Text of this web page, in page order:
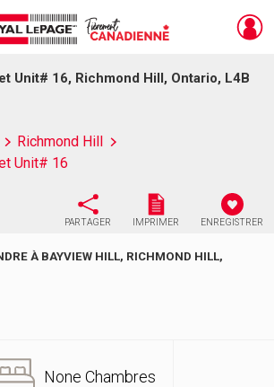
Unit# 16, Richmond Hill, Ontario, L4B
Richmond Hill
Unit# 16
PARTAGER IMPRIMER ENREGISTRER
À BAYVIEW HILL, RICHMOND HILL,
None Chambres